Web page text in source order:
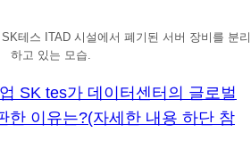
테스 ITAD 시설에서 폐기된 서버 장비를 분리
하고 있는 모습.